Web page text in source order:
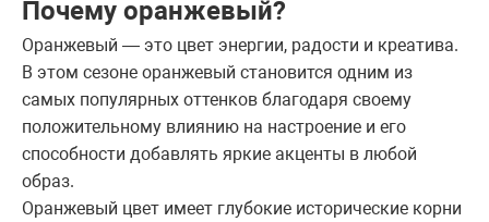
Почему оранжевый?
Оранжевый — это цвет энергии, радости и креатива.
В этом сезоне оранжевый становится одним из
самых популярных оттенков благодаря своему
положительному влиянию на настроение и его
способности добавлять яркие акценты в любой
образ.
Оранжевый цвет имеет глубокие исторические корни